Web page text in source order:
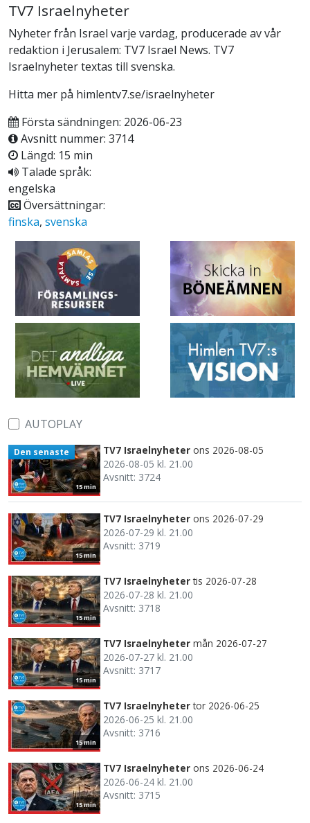
TV7 Israelnyheter
Nyheter från Israel varje vardag, producerade av vår
redaktion i Jerusalem: TV7 Israel News. TV7
Israelnyheter textas till svenska.
Hitta mer på himlentv7.se/israelnyheter
Första sändningen: 2026-06-23
Avsnitt nummer: 3714
Längd: 15 min
Talade språk:
engelska
Översättningar:
finska, svenska
AUTOPLAY
15 min
Den senaste TV7 Israelnyheter ons 2026-08-05
2026-08-05 kl. 21.00
Avsnitt: 3724
15 min
TV7 Israelnyheter ons 2026-07-29
2026-07-29 kl. 21.00
Avsnitt: 3719
15 min
TV7 Israelnyheter tis 2026-07-28
2026-07-28 kl. 21.00
Avsnitt: 3718
15 min
TV7 Israelnyheter mån 2026-07-27
2026-07-27 kl. 21.00
Avsnitt: 3717
15 min
TV7 Israelnyheter tor 2026-06-25
2026-06-25 kl. 21.00
Avsnitt: 3716
15 min
TV7 Israelnyheter ons 2026-06-24
2026-06-24 kl. 21.00
Avsnitt: 3715